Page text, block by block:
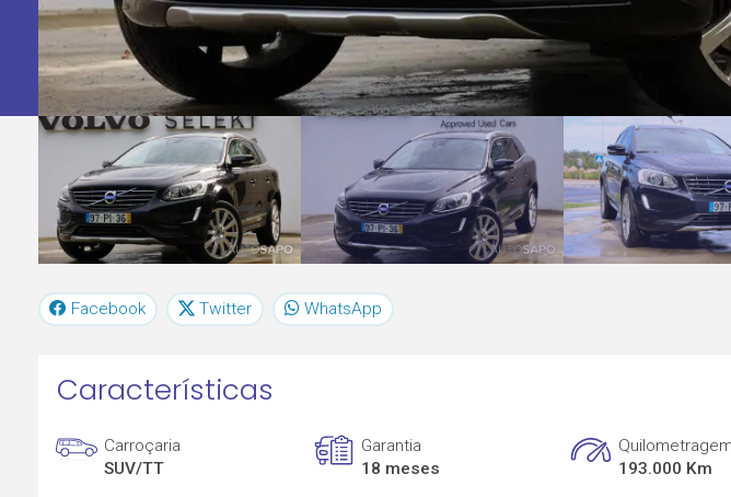
Facebook Twitter WhatsApp
Características
Carroçaria
SUV/TT
Garantia
18 meses
Quilometragem
193.000 Km